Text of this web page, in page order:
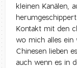
kleinen Kanälen,
Kontakt mit den
wo mich alles ein
Chinesen lieben
auch wenn es in